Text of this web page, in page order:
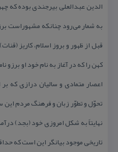
الدین عبدالعلی بیرجندی بوده كه
به شمار می‌رود چنانكه مشهوراست
قبل از ظهور و بروز اسلام، كاریز
كهن را كه در آغاز به نام خود او
اعصار متمادی و سالیان درازی كه
تحوّل و تطوّر زبان و فرهنگ مردم این
نهایتاً به شكل امروزی خود (بجد)
تاریخی موجود بیانگر این است كه